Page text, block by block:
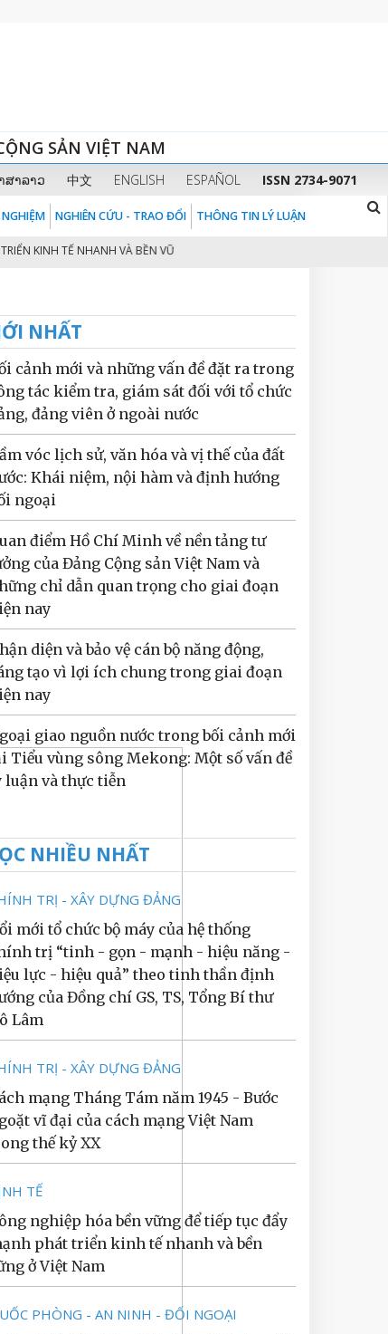
SẢN VIỆT NAM
ສາລາວ 中文 ENGLISH ESPAÑOL ISSN 2734-9071
NGHIÊN CỨU - TRAO ĐỔI THÔNG TIN LÝ LUẬN
TẾ NHANH VÀ BỀN VỮNG Ở VIỆT NAM
NHẤT
cảnh mới và những vấn đề đặt ra trong
tác kiểm tra, giám sát đối với tổ chức
đảng viên ở ngoài nước
vóc lịch sử, văn hóa và vị thế của đất
Khái niệm, nội hàm và định hướng
ngoại
điểm Hồ Chí Minh về nền tảng tư
của Đảng Cộng sản Việt Nam và
chỉ dẫn quan trọng cho giai đoạn
nay
diện và bảo vệ cán bộ năng động,
tạo vì lợi ích chung trong giai đoạn
nay
giao nguồn nước trong bối cảnh mới
Tiểu vùng sông Mekong: Một số vấn đề
luận và thực tiễn
NHIỀU NHẤT
TRỊ - XÂY DỰNG ĐẢNG
mới tổ chức bộ máy của hệ thống
trị “tinh - gọn - mạnh - hiệu năng -
lực - hiệu quả” theo tinh thần định
của Đồng chí GS, TS, Tổng Bí thư
Lâm
TRỊ - XÂY DỰNG ĐẢNG
mạng Tháng Tám năm 1945 - Bước
vĩ đại của cách mạng Việt Nam
thế kỷ XX
TẾ
nghiệp hóa bền vững để tiếp tục đẩy
phát triển kinh tế nhanh và bền
ở Việt Nam
PHÒNG - AN NINH - ĐỐI NGOẠI